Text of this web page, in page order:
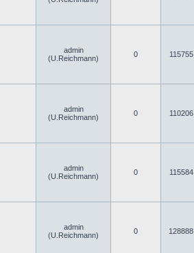
admin
(U.Reichmann)
0 115755
admin
(U.Reichmann)
0 110206
admin
(U.Reichmann)
0 115584
admin
(U.Reichmann)
0 128888